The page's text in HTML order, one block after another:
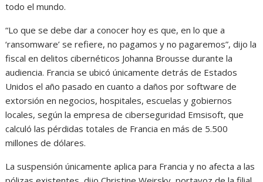
todo el mundo.
“Lo que se debe dar a conocer hoy es que, en lo que a
‘ransomware’ se refiere, no pagamos y no pagaremos”, dijo la
fiscal en delitos cibernéticos Johanna Brousse durante la
audiencia. Francia se ubicó únicamente detrás de Estados
Unidos el año pasado en cuanto a daños por software de
extorsión en negocios, hospitales, escuelas y gobiernos
locales, según la empresa de ciberseguridad Emsisoft, que
calculó las pérdidas totales de Francia en más de 5.500
millones de dólares.
La suspensión únicamente aplica para Francia y no afecta a las